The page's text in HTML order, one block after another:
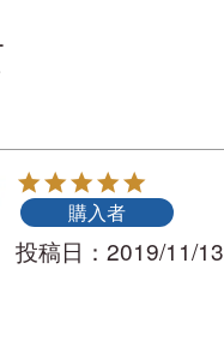
購入者
投稿日 2019/11/13